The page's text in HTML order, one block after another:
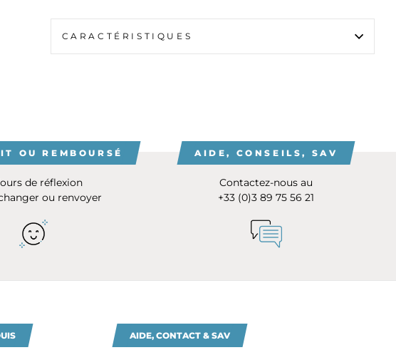
CARACTÉRISTIQUES
OU REMBOURSÉ
de réflexion
ou renvoyer
AIDE, CONSEILS, SAV
Contactez-nous au
+33 (0)3 89 75 56 21
AIDE, CONTACT & SAV